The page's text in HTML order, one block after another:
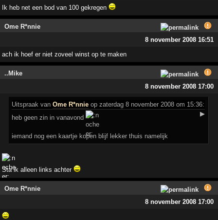
Ik heb net een bod van 100 gekregen
Ome R*nnie
8 november 2008 16:51
ach ik hoef er niet zoveel winst op te maken
..Mike
8 november 2008 17:00
Uitspraak vanOme R*nnie op zaterdag 8 november 2008 om 15:36:
▶
heb geen zin in vanavond
iemand nog een kaartje kopen blijf lekker thuis namelijk
Sta ik alleen links achter
Ome R*nnie
8 november 2008 17:00